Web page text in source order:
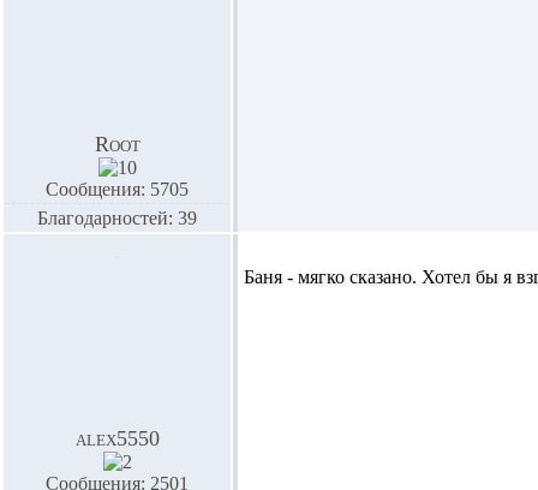
Root
Сообщения: 5705
Благодарностей: 39
alex5550
Сообщения: 2501
Баня - мягко сказано. Хотел бы я